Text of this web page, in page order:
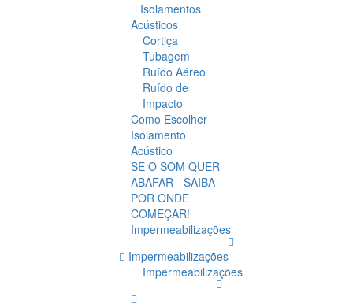
Isolamentos
Acústicos
Cortiça
Tubagem
Ruído Aéreo
Ruído de
Impacto
Como Escolher
Isolamento
Acústico
SE O SOM QUER
ABAFAR - SAIBA
POR ONDE
COMEÇAR!
Impermeabilizações
Impermeabilizações
Impermeabilizações